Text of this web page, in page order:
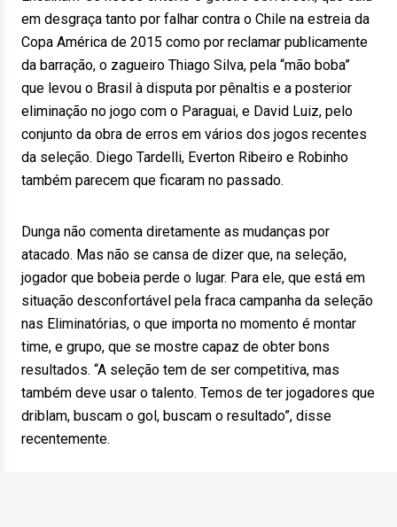
em desgraça tanto por falhar contra o Chile na estreia da
Copa América de 2015 como por reclamar publicamente
da barração, o zagueiro Thiago Silva, pela “mão boba”
que levou o Brasil à disputa por pênaltis e a posterior
eliminação no jogo com o Paraguai, e David Luiz, pelo
conjunto da obra de erros em vários dos jogos recentes
da seleção. Diego Tardelli, Everton Ribeiro e Robinho
também parecem que ficaram no passado.
Dunga não comenta diretamente as mudanças por
atacado. Mas não se cansa de dizer que, na seleção,
jogador que bobeia perde o lugar. Para ele, que está em
situação desconfortável pela fraca campanha da seleção
nas Eliminatórias, o que importa no momento é montar
time, e grupo, que se mostre capaz de obter bons
resultados. “A seleção tem de ser competitiva, mas
também deve usar o talento. Temos de ter jogadores que
driblam, buscam o gol, buscam o resultado”, disse
recentemente.